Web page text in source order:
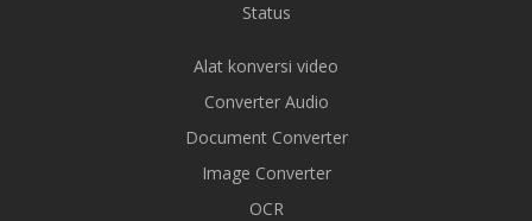
Status
Alat konversi video
Converter Audio
Document Converter
Image Converter
OCR